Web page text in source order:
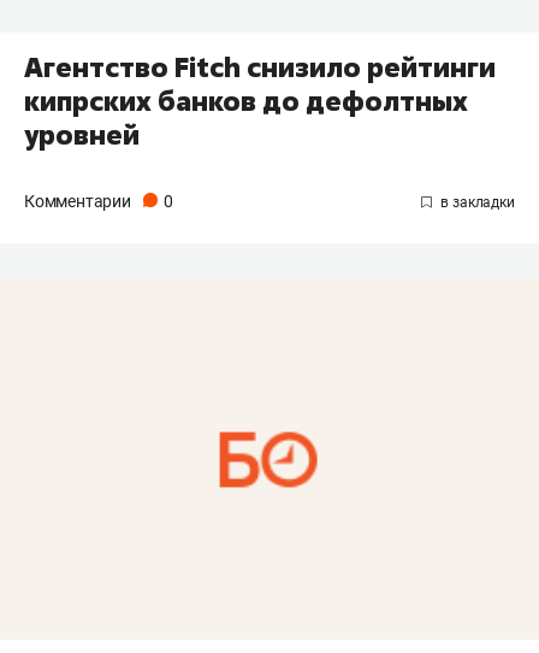
Агентство Fitch снизило рейтинги
кипрских банков до дефолтных
уровней
Комментарии 0